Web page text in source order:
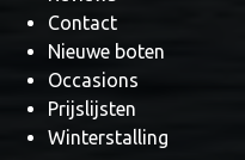
Contact
Nieuwe boten
Occasions
Prijslijsten
Winterstalling